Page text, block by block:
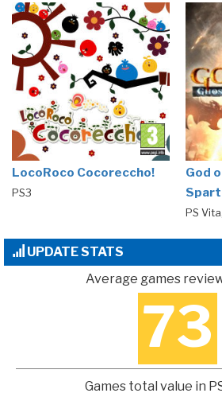
LocoRoco Cocoreccho!
PS3
God
PS
UPDATE STATS
Average games
73
Games total value in